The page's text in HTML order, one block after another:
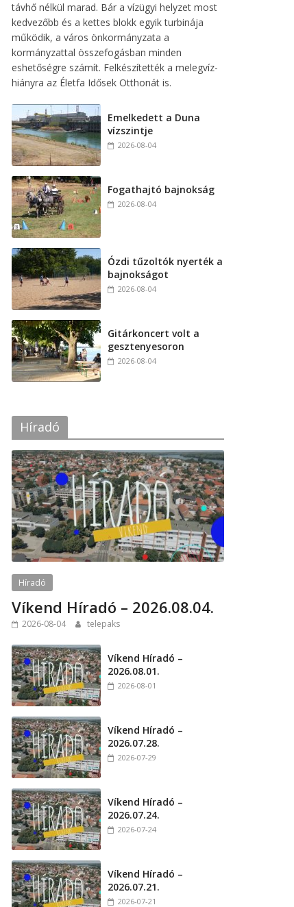
távhő nélkül marad. Bár a vízügyi helyzet most
kedvezőbb és a kettes blokk egyik turbinája
működik, a város önkormányzata a
kormányzattal összefogásban minden
eshetőségre számít. Felkészítették a melegvíz-
hiányra az Életfa Idősek Otthonát is.
Emelkedett a Duna
vízszintje
2026-08-04
Fogathajtó bajnokság
2026-08-04
Ózdi tűzoltók nyerték a
bajnokságot
2026-08-04
Gitárkoncert volt a
gesztenyesoron
2026-08-04
Híradó
Híradó
Víkend Híradó – 2026.08.04.
2026-08-04 telepaks
Víkend Híradó –
2026.08.01.
2026-08-01
Víkend Híradó –
2026.07.28.
2026-07-29
Víkend Híradó –
2026.07.24.
2026-07-24
Víkend Híradó –
2026.07.21.
2026-07-21